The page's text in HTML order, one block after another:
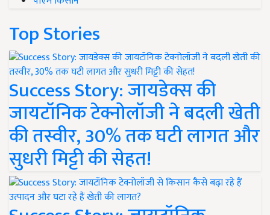
Top Stories
Success Story: जायडेक्स की
जायटॉनिक टेक्नोलॉजी ने बदली खेती
की तस्वीर, 30% तक घटी लागत और
सुधरी मिट्टी की सेहत!